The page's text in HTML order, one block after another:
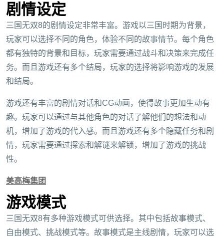
剧情设定
三国无双8的剧情设定非常丰富。游戏以三国时期为背景，
玩家可以选择不同的角色，体验不同的故事情节。每个角色
都有独特的背景和目标，玩家需要通过战斗和决策来完成任
务。而且游戏还有多个结局，玩家的选择将影响游戏的发展
和结局。
游戏还有丰富的剧情对话和CG动画，使得故事更加生动有
趣。玩家可以通过与其他角色的对话了解他们的想法和动
机，增加了游戏的代入感。而且游戏还有多个隐藏任务和剧
情，玩家需要通过探索和解谜来解锁，增加了游戏的挑战
性。
美高梅集团
游戏模式
三国无双8有多种游戏模式可供选择。其中包括故事模式、
自由模式、挑战模式等。故事模式是主线剧情，玩家可以选